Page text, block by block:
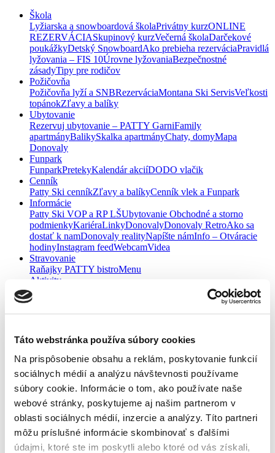
Táto webstránka používa súbory cookies
Na prispôsobenie obsahu a reklám, poskytovanie funkcií
sociálnych médií a analýzu návštevnosti používame
súbory cookie. Informácie o tom, ako používate naše
webové stránky, poskytujeme aj našim partnerom v
oblasti sociálnych médií, inzercie a analýzy. Títo partneri
môžu príslušné informácie skombinovať s ďalšími
údajmi, ktoré ste im poskytli alebo ktoré od vás získali,
Škola
Lyžiarska a snowboardová školaPrivátny kurzONLINE
REZERVÁCIASkupinový kurzVečerná školaDarčekové
poukážkyDetský SnowboardAko prebieha rezerváciaPravidlá
lyžovania – FIS 10Úrovne lyžovaniaBezpečnostné
zásadyTipy pre rodičov
Požičovňa
Požičovňa lyží a SNBRezerváciaMontana Ski ServisVeľkosti
topánokZľavy a balíky
Ubytovanie
Rezervuj ubytovanie – PATTY GarniFamily
apartmányBalikySkalka apartmányChaty, domyMapa
Donovaly
Funpark
FunparkPretekyKalendár akciíDODO vlačik
Cenník
Patty Ski cenníkZľavy a balíkyCenník vlek a Funpark
Informácie
Patty Ski VOP a RP LŠUbytovanie Obchodné a storno
podmienkyKariéraLinkyDonovalyDonovaly RetroAko sa
dostať k namDonovaly realityNapíšte námInfo – Otváracie
hodinyInstagram feedWebcamVidea
Stravovanie
Raňajky PATTY bistroMenu
Aktivity
Donovalkovo
Jazda so psím záprahom
REZERVUJTE ŠKOLU
Privátny kurz
ONLINE REZERVÁCIA
Skupinový kurz
Večerná škola
Darčekové poukážky
Detský Snowboard
Ako prebieha rezervácia
Pravidlá lyžovania – FIS 10
Úrovne lyžovania
Bezpečnostné zásady
Tipy pre rodičov